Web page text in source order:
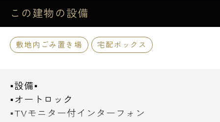
この建物の設備
敷地内ごみ置き場 宅配ボックス
■設備■
■オートロック
■TVモニター付インターフォン